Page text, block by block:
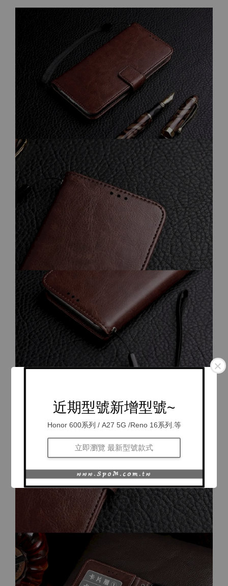
近期型號新增型號~
Honor 600系列 / A27 5G /Reno 16系列.等
立即瀏覽 最新型號款式